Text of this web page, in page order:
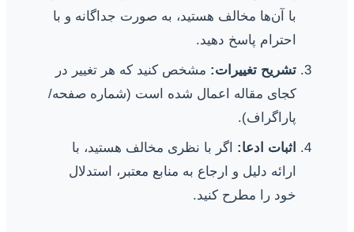
با آن‌ها مخالف هستید، به صورت جداگانه و با
احترام پاسخ دهید.
تشریح تغییرات: مشخص کنید که هر تغییر در
کجای مقاله اعمال شده است (شماره صفحه/
پاراگراف).
اثبات ادعا: اگر با نظری مخالف هستید، با
ارائه دلیل و ارجاع به منابع معتبر، استدلال
خود را مطرح کنید.